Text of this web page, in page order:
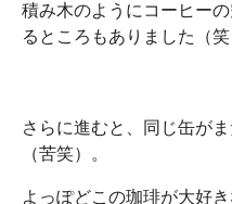
積み木のようにコーヒー
るところもありました（笑
さらに進むと、同じ缶が
（苦笑）。
よっぽどこの珈琲が大好